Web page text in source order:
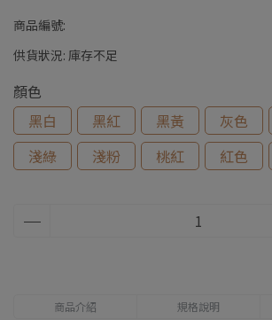
商品編號:
供貨狀況: 庫存不足
顏色
黑白
黑紅 黑黃 灰色
淺綠
淺粉 桃紅 紅色
商品介紹 規格說明